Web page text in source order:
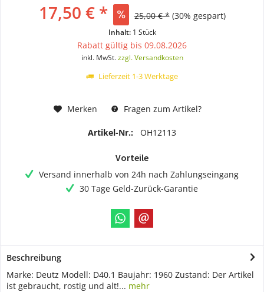
17,50 € * 25,00 € * (30% gespart)
Inhalt: 1 Stück
Rabatt gültig bis 09.08.2026
inkl. MwSt.zzgl. Versandkosten
Lieferzeit 1-3 Werktage
Merken Fragen zum Artikel?
Artikel-Nr.: OH12113
Vorteile
Versand innerhalb von 24h nach Zahlungseingang
30 Tage Geld-Zurück-Garantie
Beschreibung
Marke: Deutz Modell: D40.1 Baujahr: 1960 Zustand: Der Artikel
ist gebraucht, rostig und alt!... mehr